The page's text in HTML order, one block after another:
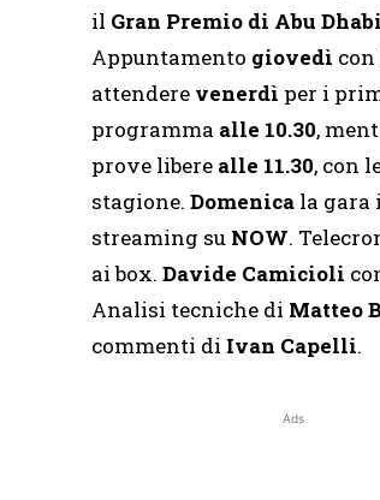
il Gran Premio di Abu Dhabi
Appuntamento giovedì con
attendere venerdì per i
programma alle 10.30,
prove libere alle 11.30, con
stagione. Domenica la gara
streaming su NOW.
ai box. Davide Camicioli
Analisi tecniche di Matteo
commenti di Ivan Capelli.
Ads